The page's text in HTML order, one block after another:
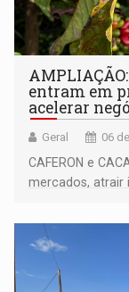
entram em
acelerar
Geral 06
CAFERON e
mercados, atrair